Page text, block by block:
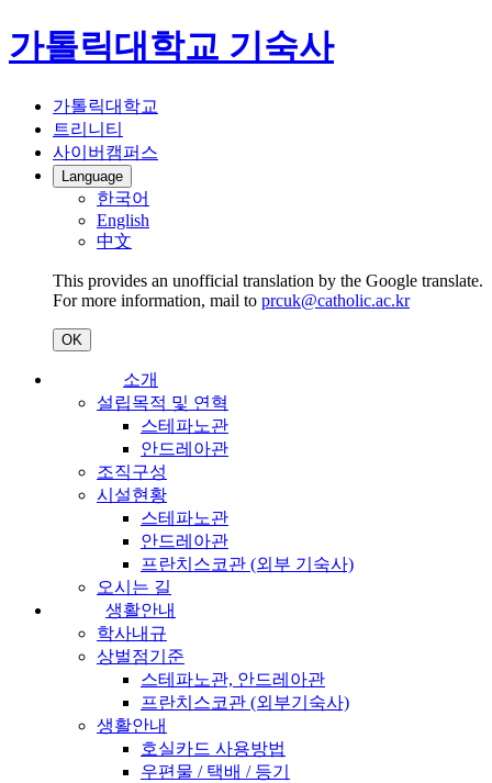
가톨릭대학교 기숙사
가톨릭대학교
트리니티
사이버캠퍼스
Language
한국어
English
中文
This provides an unofficial translation by the Google translate.
For more information, mail to prcuk@catholic.ac.kr
OK
소개
설립목적 및 연혁
스테파노관
안드레아관
조직구성
시설현황
스테파노관
안드레아관
프란치스코관 (외부 기숙사)
오시는 길
생활안내
학사내규
상벌점기준
스테파노관, 안드레아관
프란치스코관 (외부기숙사)
생활안내
호실카드 사용방법
우편물 / 택배 / 등기